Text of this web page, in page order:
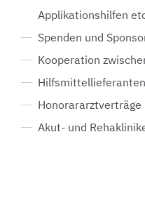
Applikationshilfen
Spenden und
Kooperation
Hilfsmittellieferanten
Honorararztverträge
Akut- und